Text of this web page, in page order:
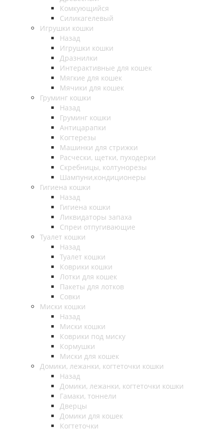
Комкующийся
Силикагелевый
Игрушки кошки
Назад
Игрушки кошки
Дразнилки
Интерактивные для кошек
Мягкие для кошек
Мячики для кошек
Груминг кошки
Назад
Груминг кошки
Антицарапки
Когтерезы
Машинки для стрижки
Расчески, щетки, пуходерки
Скребницы, колтунорезы
Шампуни,кондиционеры
Гигиена кошки
Назад
Гигиена кошки
Ликвидаторы запаха
Спреи отпугивающие
Туалет кошки
Назад
Туалет кошки
Коврики кошки
Лотки для кошек
Пакеты для лотков
Совки
Миски кошки
Назад
Миски кошки
Коврики под миску
Кормушки
Миски для кошек
Домики, лежанки, когтеточки кошки
Назад
Домики, лежанки, когтеточки кошки
Гамаки, тоннели
Дверцы
Домики для кошек
Когтеточки